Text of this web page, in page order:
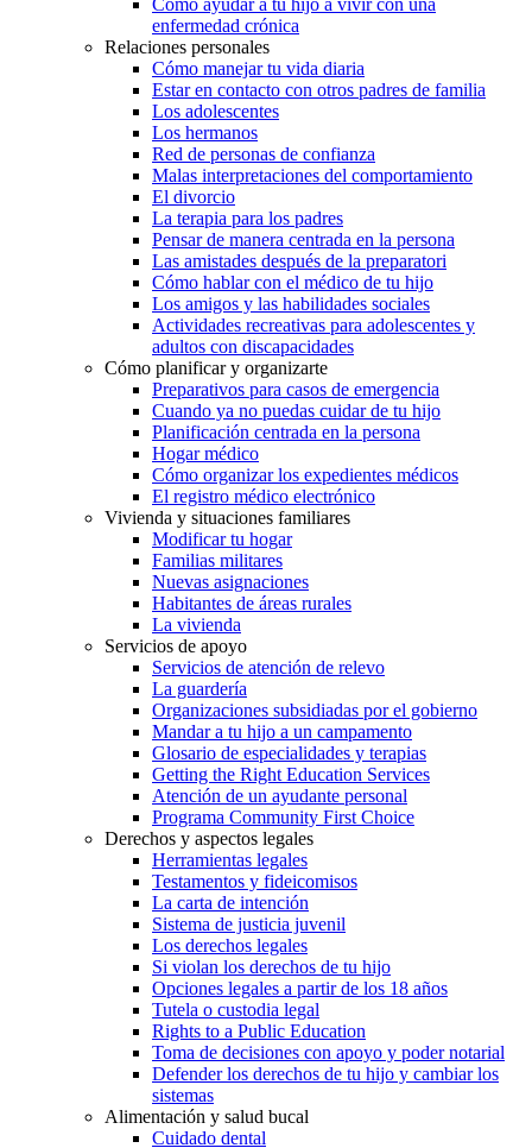
enfermedad crónica
Relaciones personales
Cómo manejar tu vida diaria
Estar en contacto con otros padres de familia
Los adolescentes
Los hermanos
Red de personas de confianza
Malas interpretaciones del comportamiento
El divorcio
La terapia para los padres
Pensar de manera centrada en la persona
Las amistades después de la preparatori
Cómo hablar con el médico de tu hijo
Los amigos y las habilidades sociales
Actividades recreativas para adolescentes y
adultos con discapacidades
Cómo planificar y organizarte
Preparativos para casos de emergencia
Cuando ya no puedas cuidar de tu hijo
Planificación centrada en la persona
Hogar médico
Cómo organizar los expedientes médicos
El registro médico electrónico
Vivienda y situaciones familiares
Modificar tu hogar
Familias militares
Nuevas asignaciones
Habitantes de áreas rurales
La vivienda
Servicios de apoyo
Servicios de atención de relevo
La guardería
Organizaciones subsidiadas por el gobierno
Mandar a tu hijo a un campamento
Glosario de especialidades y terapias
Getting the Right Education Services
Atención de un ayudante personal
Programa Community First Choice
Derechos y aspectos legales
Herramientas legales
Testamentos y fideicomisos
La carta de intención
Sistema de justicia juvenil
Los derechos legales
Si violan los derechos de tu hijo
Opciones legales a partir de los 18 años
Tutela o custodia legal
Rights to a Public Education
Toma de decisiones con apoyo y poder notarial
Defender los derechos de tu hijo y cambiar los
sistemas
Alimentación y salud bucal
Cuidado dental